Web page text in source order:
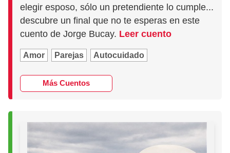
elegir esposo, sólo un pretendiente lo cumple...
descubre un final que no te esperas en este
cuento de Jorge Bucay. Leer cuento
Amor Parejas Autocuidado
Más Cuentos